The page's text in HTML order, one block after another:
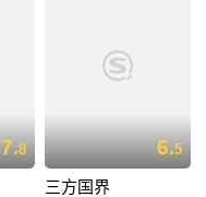
7.8 6.5
三方国界